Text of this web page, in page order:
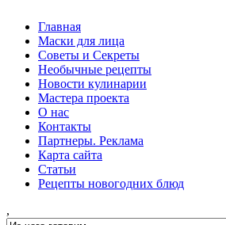
Главная
Маски для лица
Советы и Секреты
Необычные рецепты
Новости кулинарии
Мастера проекта
О нас
Контакты
Партнеры. Реклама
Карта сайта
Статьи
Рецепты новогодних блюд
,